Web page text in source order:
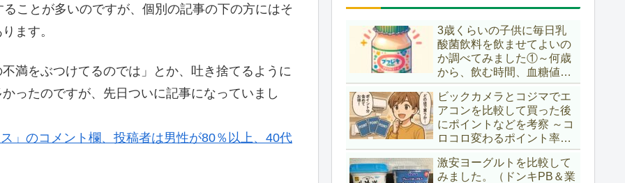
ことが多いのですが、個別の記事の下の方にはそ
ます。
満をぶつけてるのでは」とか、吐き捨てるように
ったのですが、先日ついに記事になっていまし
」のコメント欄、投稿者は男性が80％以上、40代
3歳くらいの子供に毎日乳
酸菌飲料を飲ませてよいの
か調べてみました①～何歳
から、飲む時間、血糖値ス
パイク～
ビックカメラとコジマでエ
アコンを比較して買った後
にポイントなどを考察 ～コ
ロコロ変わるポイント率に
注意＆株主優待券はポイン
ト率が低い時に使うべし～
激安ヨーグルトを比較して
みました。（ドンキPB＆業